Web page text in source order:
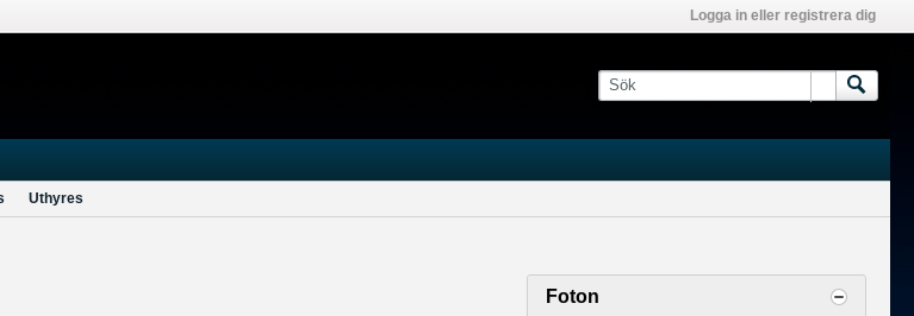
Logga in eller registrera dig
Uthyres
Foton